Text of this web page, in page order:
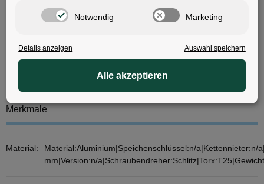
Farbe:schwarz
Ideal fuer Rennrad- und Mountainbikefahrer, die kompakte
Werkzeuge direkt am Bike verstauen möchten.
Merkmale
Material:
Material:Aluminium|Speichenschlüssel:n/
mm|Version:n/
Notwendig Marketing
Details anzeigen Auswahl speichern
Alle akzeptieren